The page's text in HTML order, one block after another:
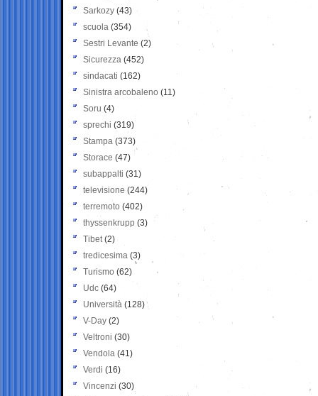
Sarkozy (43)
scuola (354)
Sestri Levante (2)
Sicurezza (452)
sindacati (162)
Sinistra arcobaleno (11)
Soru (4)
sprechi (319)
Stampa (373)
Storace (47)
subappalti (31)
televisione(244)
terremoto (402)
thyssenkrupp (3)
Tibet(2)
tredicesima (3)
Turismo (62)
Udc (64)
Università (128)
V-Day (2)
Veltroni (30)
Vendola (41)
Verdi (16)
Vincenzi (30)